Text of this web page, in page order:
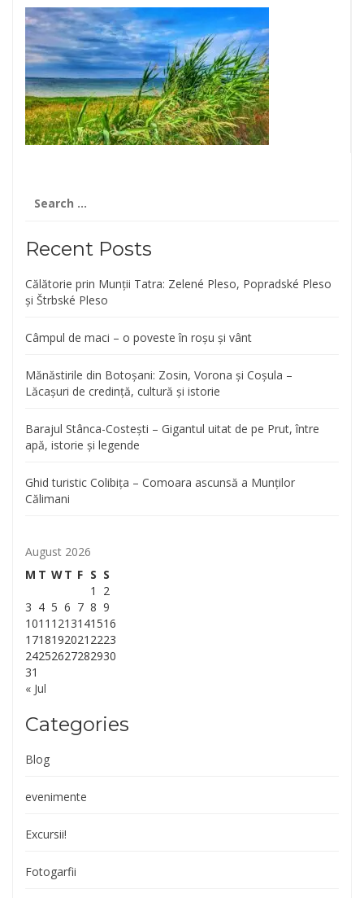
for:
Recent Posts
Călătorie prin Munții Tatra: Zelené Pleso, Popradské Pleso
și Štrbské Pleso
Câmpul de maci – o poveste în roșu și vânt
Mănăstirile din Botoșani: Zosin, Vorona și Coșula –
Lăcașuri de credință, cultură și istorie
Barajul Stânca-Costești – Gigantul uitat de pe Prut, între
apă, istorie și legende
Ghid turistic Colibița – Comoara ascunsă a Munților
Călimani
August 2026
M T WT F S S
« Jul
1
2
3 4 5 6 7 8 9
1011 1213141516
1718192021 2223
24252627282930
31
Categories
Blog
evenimente
Excursii!
Fotogarfii